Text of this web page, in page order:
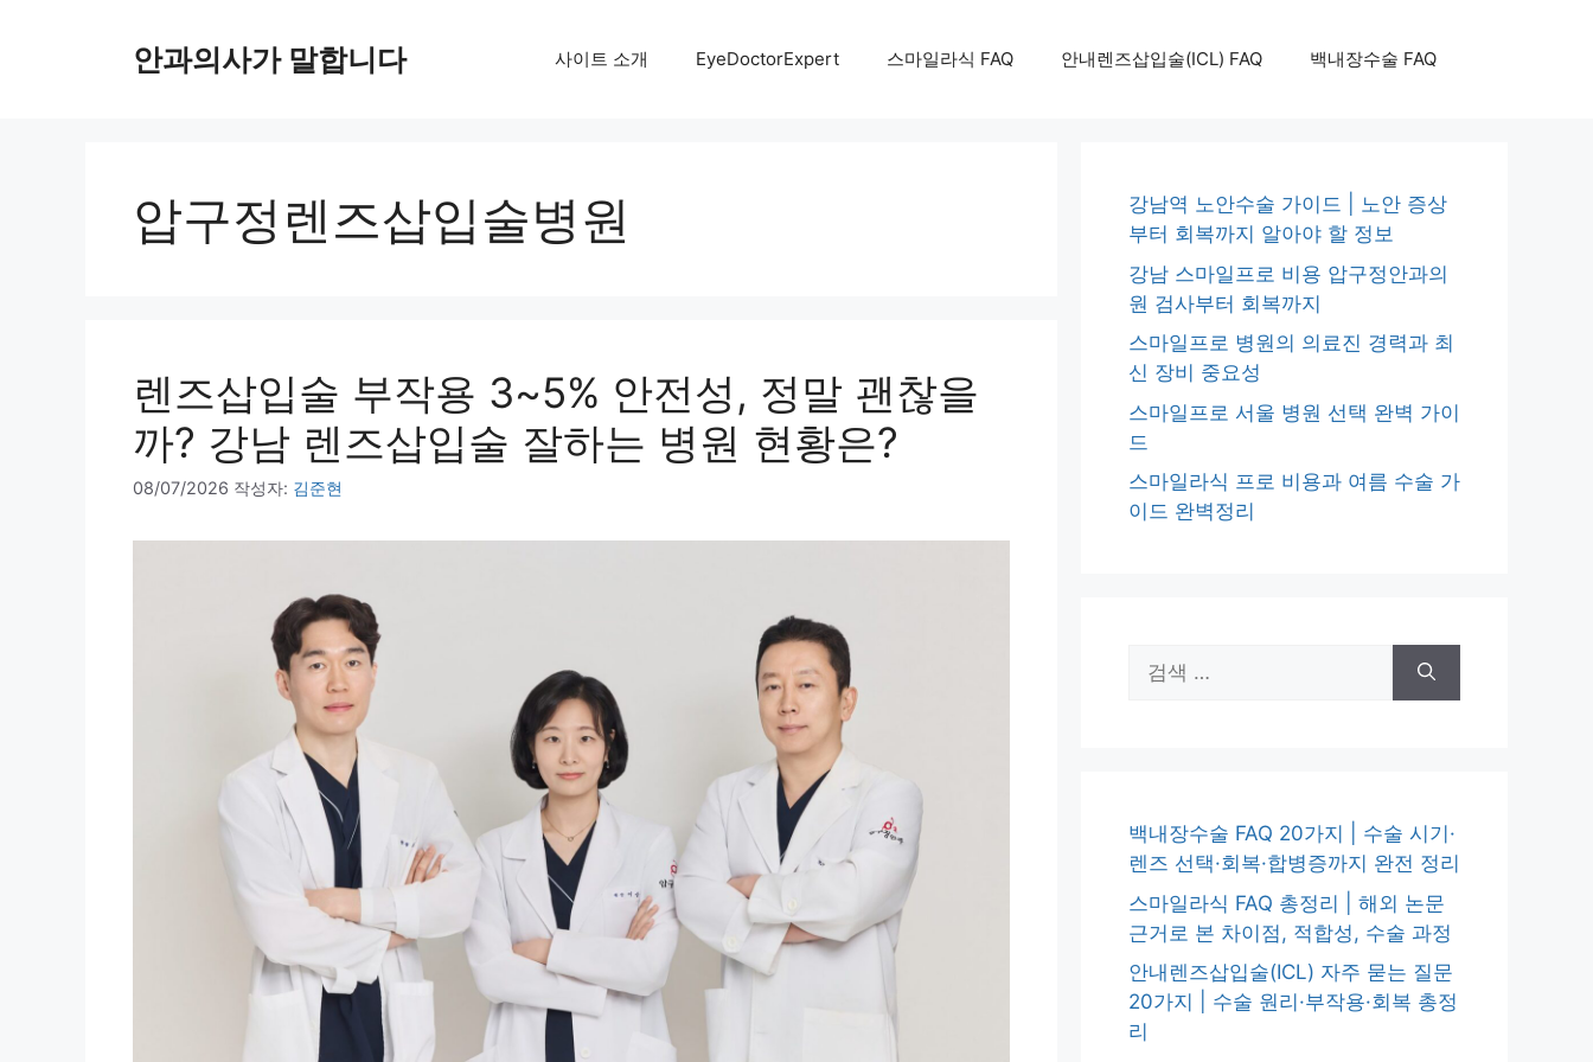
안과의사가 말합니다 사이트 소개 EyeDoctorExpert 스마일라식 FAQ 안내렌즈삽입술(ICL) FAQ 백내장수술 FAQ
압구정렌즈삽입술병원
렌즈삽입술 부작용 3~5% 안전성, 정말 괜찮을
까? 강남 렌즈삽입술 잘하는 병원 현황은?
08/07/2026 작성자: 김준현
강남역 노안수술 가이드 | 노안 증상
부터 회복까지 알아야 할 정보
강남 스마일프로 비용 압구정안과의
원 검사부터 회복까지
스마일프로 병원의 의료진 경력과 최
신 장비 중요성
스마일프로 서울 병원 선택 완벽 가이
드
스마일라식 프로 비용과 여름 수술 가
이드 완벽정리
색:
백내장수술 FAQ 20가지 | 수술 시기·
렌즈 선택·회복·합병증까지 완전 정리
스마일라식 FAQ 총정리 | 해외 논문
근거로 본 차이점, 적합성, 수술 과정
안내렌즈삽입술(ICL) 자주 묻는 질문
20가지 | 수술 원리·부작용·회복 총정
리